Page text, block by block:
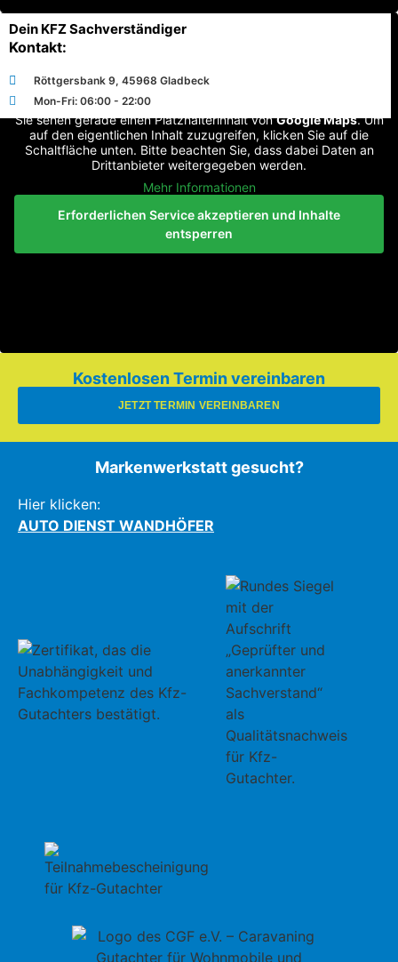
Dein KFZ Sachverständiger
Kontakt:
Röttgersbank 9, 45968 Gladbeck
Mon-Fri: 06:00 - 22:00
Sie sehen gerade einen Platzhalterinhalt vonGoogle Maps. Um
auf den eigentlichen Inhalt zuzugreifen, klicken Sie auf die
Schaltfläche unten. Bitte beachten Sie, dass dabei Daten an
Drittanbieter weitergegeben werden.
Mehr Informationen
Erforderlichen Service akzeptieren und Inhalte
entsperren
Kostenlosen Termin vereinbaren
JETZT TERMIN VEREINBAREN
Markenwerkstatt gesucht?
Hier klicken:
AUTO DIENST WANDHÖFER